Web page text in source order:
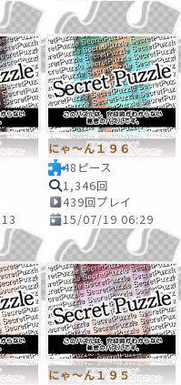
にゃ～ん１９６
48ピース
1,346回
439回プレイ
15/07/19 06:29
にゃ～ん１９５